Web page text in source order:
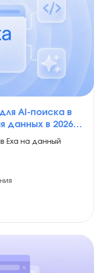
AI-поиска в
данных в 2026
Exa на данный